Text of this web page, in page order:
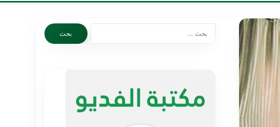
البحث
عن: